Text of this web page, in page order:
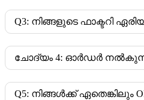
Q3: നിങ്ങളുടെ ഫാക്ടറി
ചോദ്യം 4: ഓർഡർ
Q5: നിങ്ങൾക്ക്